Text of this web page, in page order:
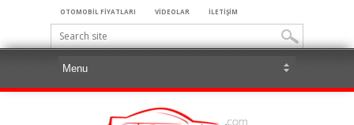
OTOMOBİL FİYATLARI VİDEOLAR İLETİŞİM